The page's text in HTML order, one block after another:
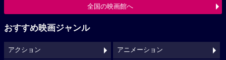
全国の映画館へ
おすすめ映画ジャンル
アクション アニメーション